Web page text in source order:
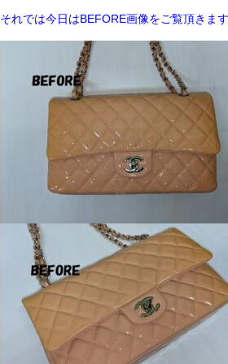
それでは今日はBEFORE画像をご覧頂きま